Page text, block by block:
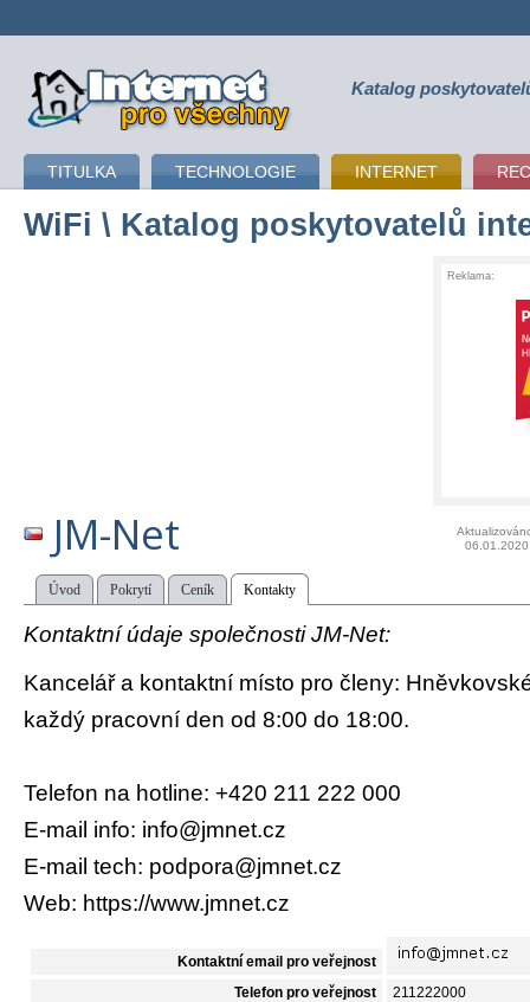
připojení k internetu Katalog
TITULKA TECHNOLOGIE INTERNET
WiFi \ Katalog poskytovatelů
Reklama:
JM-Net
06.01.2020
Úvod Pokrytí Ceník Kontakty
Kontaktní údaje společnosti JM-Net:
Kancelář a kontaktní místo pro členy:
každý pracovní den od 8:00 do 18:00.
Telefon na hotline: +420 211 222 000
E-mail info: info@jmnet.cz
E-mail tech: podpora@jmnet.cz
Web: https://www.jmnet.cz
Kontaktní email pro veřejnost
Telefon pro veřejnost 211222000